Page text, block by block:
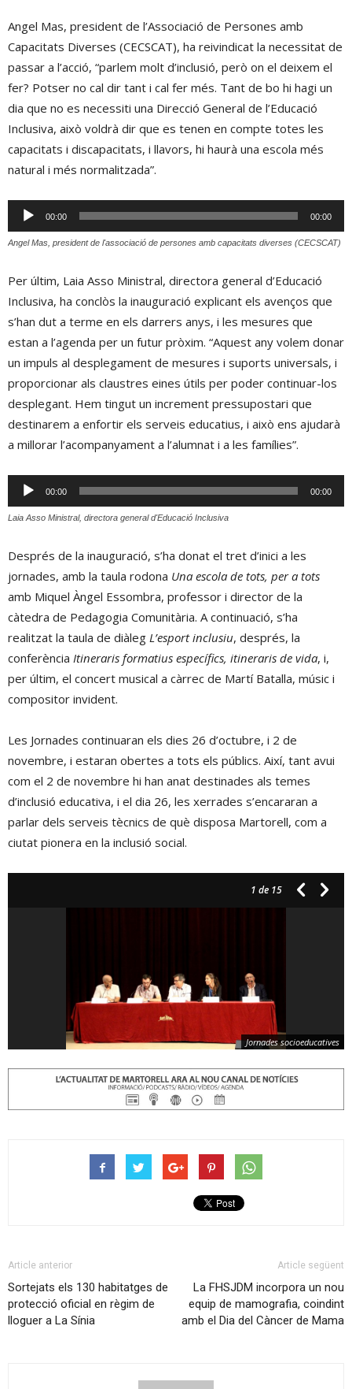
Angel Mas, president de l’Associació de Persones amb
Capacitats Diverses (CECSCAT), ha reivindicat la necessitat de
passar a l’acció, “parlem molt d’inclusió, però on el deixem el
fer? Potser no cal dir tant i cal fer més. Tant de bo hi hagi un
dia que no es necessiti una Direcció General de l’Educació
Inclusiva, això voldrà dir que es tenen en compte totes les
capacitats i discapacitats, i llavors, hi haurà una escola més
natural i més normalitzada”.
Reproductor
d'àudio
00:00 00:00
Angel Mas, president de l'associació de persones amb capacitats diverses (CECSCAT)
Per últim, Laia Asso Ministral, directora general d’Educació
Inclusiva, ha conclòs la inauguració explicant els avenços que
s’han dut a terme en els darrers anys, i les mesures que
estan a l’agenda per un futur pròxim. “Aquest any volem donar
un impuls al desplegament de mesures i suports universals, i
proporcionar als claustres eines útils per poder continuar-los
desplegant. Hem tingut un increment pressupostari que
destinarem a enfortir els serveis educatius, i això ens ajudarà
a millorar l’acompanyament a l’alumnat i a les famílies”.
Reproductor
d'àudio
00:00 00:00
Laia Asso Ministral, directora general d'Educació Inclusiva
Després de la inauguració, s’ha donat el tret d’inici a les
jornades, amb la taula rodona Una escola de tots, per a tots
amb Miquel Àngel Essombra, professor i director de la
càtedra de Pedagogia Comunitària. A continuació, s’ha
realitzat la taula de diàleg L’esport inclusiu, després, la
conferència Itineraris formatius específics, itineraris de vida, i,
per últim, el concert musical a càrrec de Martí Batalla, músic i
compositor invident.
Les Jornades continuaran els dies 26 d’octubre, i 2 de
novembre, i estaran obertes a tots els públics. Així, tant avui
com el 2 de novembre hi han anat destinades als temes
d’inclusió educativa, i el dia 26, les xerrades s’encararan a
parlar dels serveis tècnics de què disposa Martorell, com a
ciutat pionera en la inclusió social.
1 de 15
Jornades socioeducatives
Article anterior
Sortejats els 130 habitatges de
protecció oficial en règim de
lloguer a La Sínia
Article següent
La FHSJDM incorpora un nou
equip de mamografia, coindint
amb el Dia del Càncer de Mama